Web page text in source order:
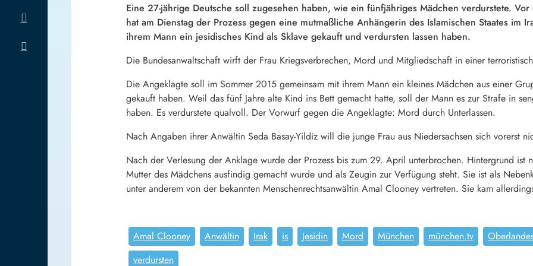
Eine 27-jährige Deutsche soll zugesehen haben, wie ein fünfjähriges Mädchen verdurstete.
hat am Dienstag der Prozess gegen eine mutmaßliche Anhängerin des Islamischen Staates im
ihrem Mann ein jesidisches Kind als Sklave gekauft und verdursten lassen haben.
Die Bundesanwaltschaft wirft der Frau Kriegsverbrechen, Mord und Mitgliedschaft in einer
Die Angeklagte soll im Sommer 2015 gemeinsam mit ihrem Mann ein kleines Mädchen aus einer
gekauft haben. Weil das fünf Jahre alte Kind ins Bett gemacht hatte, soll der Mann es zur Strafe in
haben. Es verdurstete qualvoll. Der Vorwurf gegen die Angeklagte: Mord durch Unterlassen.
Nach Angaben ihrer Anwältin Seda Basay-Yildiz will die junge Frau aus Niedersachsen sich vorerst
Nach der Verlesung der Anklage wurde der Prozess bis zum 29. April unterbrochen. Hintergrund ist
Mutter des Mädchens ausfindig gemacht wurde und als Zeugin zur Verfügung steht. Sie ist als
unter anderem von der bekannten Menschenrechtsanwältin Amal Clooney vertreten. Sie kam
Amal Clooney Anwältin Irak is Jesidin Mord München münchen.tv
verdursten